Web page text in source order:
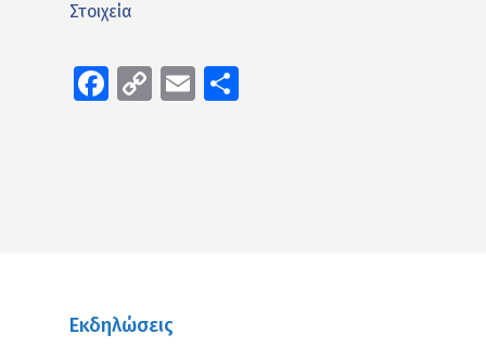
Στοιχεία
Facebook
CopyEmail
Εκδηλώσεις